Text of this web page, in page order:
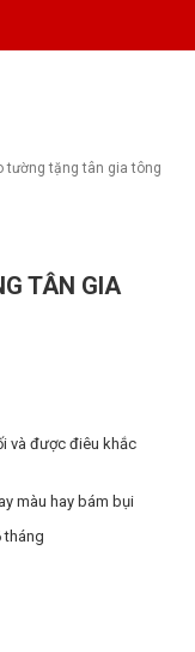
tường tặng tân gia tông
TÂN GIA
và được điêu khắc
màu hay bám bụi
tháng